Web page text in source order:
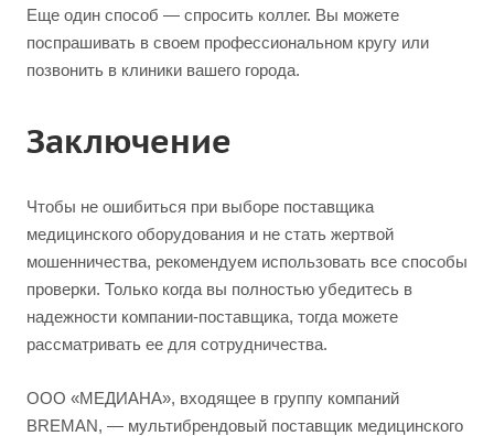
Еще один способ — спросить коллег. Вы можете
поспрашивать в своем профессиональном кругу или
позвонить в клиники вашего города.
Заключение
Чтобы не ошибиться при выборе поставщика
медицинского оборудования и не стать жертвой
мошенничества, рекомендуем использовать все способы
проверки. Только когда вы полностью убедитесь в
надежности компании-поставщика, тогда можете
рассматривать ее для сотрудничества.
ООО «МЕДИАНА», входящее в группу компаний
BREMAN, — мультибрендовый поставщик медицинского